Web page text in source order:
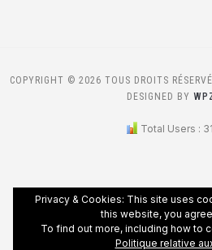
COPYRIGHT © 2026 TOUS DROITS
DESIGNED BY
Total Users :
Privacy & Cookies: This site uses
this website, you
To find out more, including how to
Politique relative